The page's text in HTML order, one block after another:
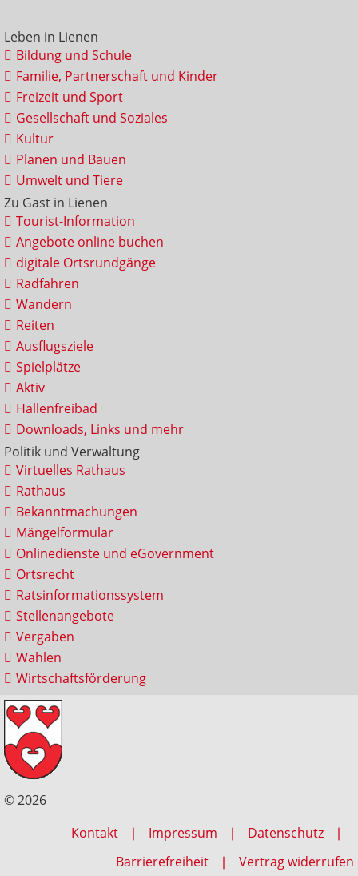
Leben in Lienen
Bildung und Schule
Familie, Partnerschaft und Kinder
Freizeit und Sport
Gesellschaft und Soziales
Kultur
Planen und Bauen
Umwelt und Tiere
Zu Gast in Lienen
Tourist-Information
Angebote online buchen
digitale Ortsrundgänge
Radfahren
Wandern
Reiten
Ausflugsziele
Spielplätze
Aktiv
Hallenfreibad
Downloads, Links und mehr
Politik und Verwaltung
Virtuelles Rathaus
Rathaus
Bekanntmachungen
Mängelformular
Onlinedienste und eGovernment
Ortsrecht
Ratsinformationssystem
Stellenangebote
Vergaben
Wahlen
Wirtschaftsförderung
© 2026
Kontakt
Impressum
Datenschutz
Barrierefreiheit
Vertrag widerrufen